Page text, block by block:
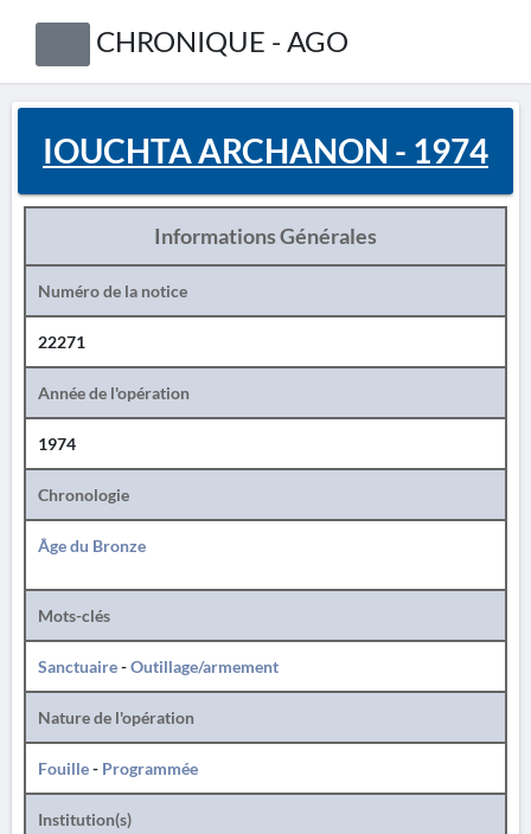
CHRONIQUE - AGO
IOUCHTA ARCHANON - 1974
Informations Générales
Numéro de la notice
22271
Année de l'opération
1974
Chronologie
Âge du Bronze
Mots-clés
Sanctuaire-Outillage/armement
Nature de l'opération
Fouille- Programmée
Institution(s)